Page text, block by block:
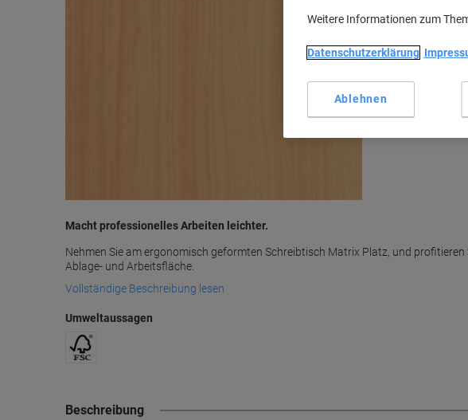
Macht professionelles Arbeiten leichter.
Nehmen Sie am ergonomisch geformten Schreibtisch Matrix Platz, und profitieren
Ablage- und Arbeitsfläche.
Vollständige Beschreibung lesen
Umweltaussagen
Beschreibung
Weitere Informationen zum
Datenschutzerklärung
Ablehnen